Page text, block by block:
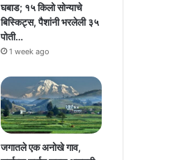
घबाड; १५ किलो सोन्याचे
बिस्किट्स, पैशांनी भरलेली ३५
पोती…
1 week ago
जगातले एक अनोखे गाव,